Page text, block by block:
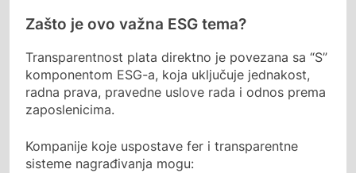
Zašto je ovo važna ESG tema?
Transparentnost plata direktno je povezana sa “S”
komponentom ESG-a, koja uključuje jednakost,
radna prava, pravedne uslove rada i odnos prema
zaposlenicima.
Kompanije koje uspostave fer i transparentne
sisteme nagrađivanja mogu: